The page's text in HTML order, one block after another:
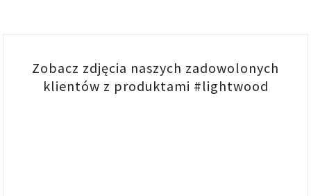
Zobacz zdjęcia naszych zadowolonych
klientów z produktami #lightwood